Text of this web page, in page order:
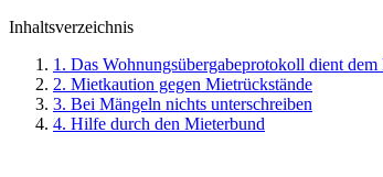
Inhaltsverzeichnis
1. Das Wohnungsübergabeprotokoll dient dem
2. Mietkaution gegen Mietrückstände
3. Bei Mängeln nichts unterschreiben
4. Hilfe durch den Mieterbund